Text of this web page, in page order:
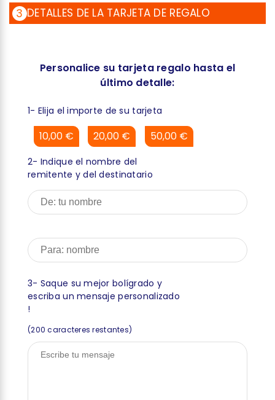
3 DETALLES DE LA TARJETA DE REGALO
Personalice su tarjeta regalo hasta el
último detalle:
1- Elija el importe de su tarjeta
10,00 € 20,00 € 50,00 €
2- Indique el nombre del
remitente y del destinatario
3- Saque su mejor bolígrado y
escriba un mensaje personalizado
!
(200 caracteres restantes)